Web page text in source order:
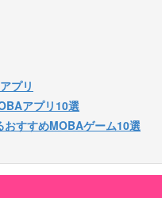
プリ
アプリ10選
すすめMOBAゲーム10選